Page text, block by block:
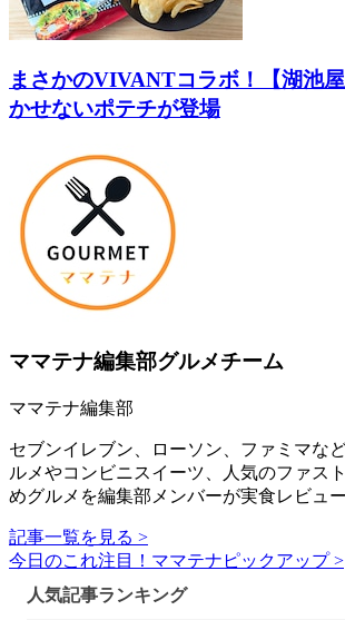
まさかのVIVANTコラボ！【湖池
かせないポテチが登場
ママテナ編集部グルメチーム
ママテナ編集部
セブンイレブン、ローソン、ファミマな
ルメやコンビニスイーツ、人気のファス
めグルメを編集部メンバーが実食レビュー
記事一覧を見る >
今日のこれ注目！ママテナピックアップ >
人気記事ランキング